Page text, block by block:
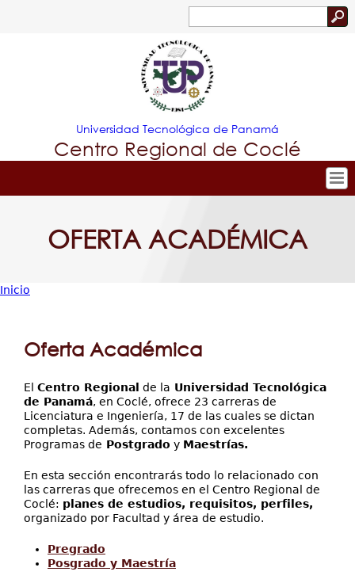
Jump to navigation
de
búsqueda
Universidad Tecnológica de Panamá
Centro Regional de Coclé
Nuestro Centro
Extensión
Proyectos
OFERTA ACADÉMICA
está
Inicio
Oferta Académica
El Centro Regional de la Universidad Tecnológica
de Panamá, en Coclé, ofrece 23 carreras de
Licenciatura e Ingeniería, 17 de las cuales se dictan
completas. Además, contamos con excelentes
Programas de Postgrado y Maestrías.
En esta sección encontrarás todo lo relacionado con
las carreras que ofrecemos en el Centro Regional de
Coclé: planes de estudios, requisitos, perfiles,
organizado por Facultad y área de estudio.
Pregrado
Posgrado y Maestría